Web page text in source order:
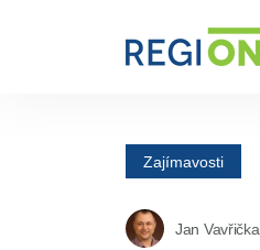
Zajímavosti
Jan Vavřička